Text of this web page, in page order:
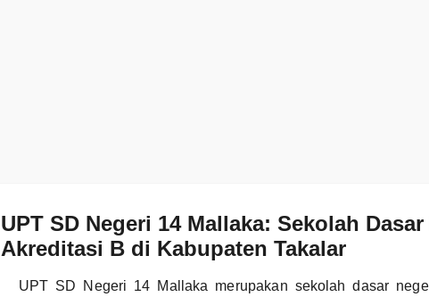
UPT SD Negeri 14 Mallaka: Sekolah
Akreditasi B di Kabupaten Takalar
UPT SD Negeri 14 Mallaka merupakan sekolah dasar